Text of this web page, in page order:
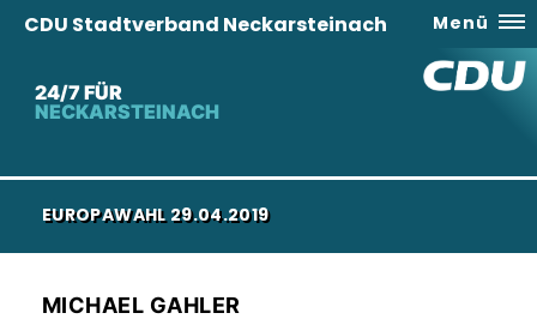
24/7 FÜR
NECKARSTEINACH
CDU Stadtverband Neckarsteinach Menü
EUROPAWAHL 29.04.2019
MICHAEL GAHLER